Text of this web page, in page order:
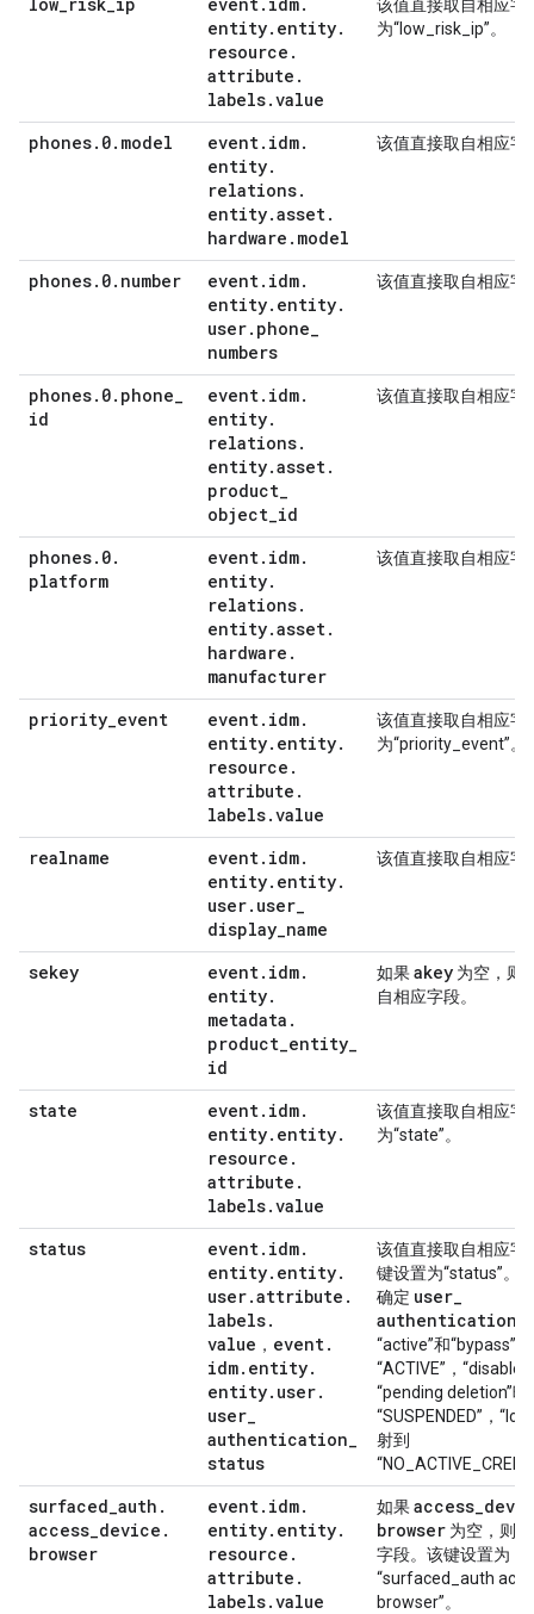
entity. entity.
resource .
attribute .
labels.value
该值直接取自相应字
为“low_risk_ip”。
phones. 0. model event. idm.
entity.
relations.
entity.asset.
hardware . model
该值直接取自相应字
phones. 0. number event. idm.
entity. entity.
user. phone_
numbers
该值直接取自相应字
phones. 0. phone_
id
event. idm.
entity.
relations.
entity.asset.
product_
object_id
该值直接取自相应字
phones. 0.
platform
event. idm.
entity.
relations.
entity.asset.
hardware .
manufacturer
该值直接取自相应字
priority_event event. idm.
entity. entity.
resource .
attribute .
labels.value
该值直接取自相应字
为“priority_event”。
realname event. idm.
entity. entity.
user. user_
display_name
该值直接取自相应字
sekey event. idm.
entity.
metadata .
product_entity_
id
如果akey 为空，则
自相应字段。
state event. idm.
entity. entity.
resource .
attribute .
labels.value
该值直接取自相应字
为“state”。
status event. idm.
entity. entity.
user.attribute .
labels.
value ， event.
idm. entity.
entity. user.
user_
authentication_
status
该值直接取自相应字
键设置为“status”。
确定 user_
authentication
“active”和“bypass”
“ACTIVE”，
“pending deletion”映
“SUSPENDED”，
射到
surfaced_auth .
access_device .
browser
event. idm.
entity. entity.
resource .
attribute .
labels.value
如果access_
browser 为空，则
字段。该键设置为
“surfaced_auth
browser”。